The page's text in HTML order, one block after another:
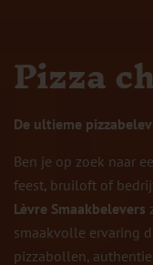
Pizza
De ultieme
Ben je op zoek naar
feest, bruiloft of
Lèvre Smaakbelevers
smaakvolle ervaring
pizzabollen,